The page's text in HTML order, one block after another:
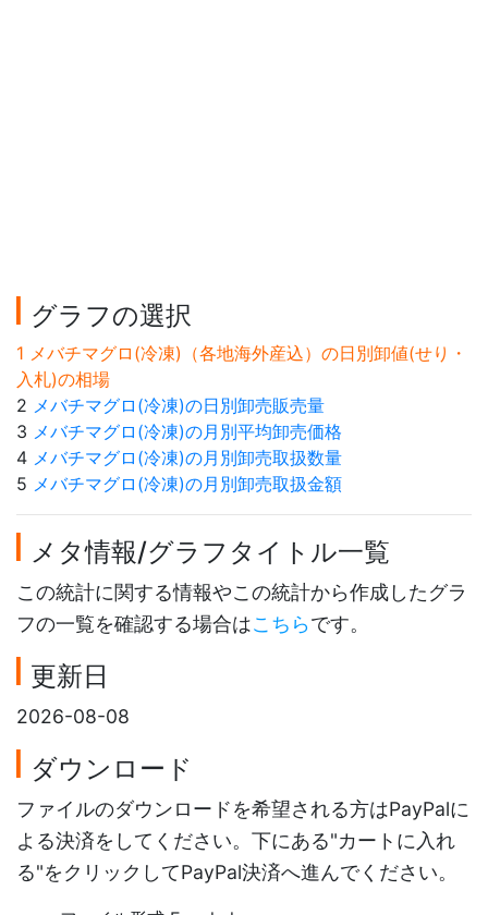
グラフの選択
1 メバチマグロ(冷凍)（各地海外産込）の日別卸値(せり・
入札)の相場
2 メバチマグロ(冷凍)の日別卸売販売量
3 メバチマグロ(冷凍)の月別平均卸売価格
4 メバチマグロ(冷凍)の月別卸売取扱数量
5 メバチマグロ(冷凍)の月別卸売取扱金額
メタ情報/グラフタイトル一覧
この統計に関する情報やこの統計から作成したグラ
フの一覧を確認する場合はこちらです。
更新日
2026-08-08
ダウンロード
ファイルのダウンロードを希望される方はPayPalに
よる決済をしてください。下にある"カートに入れ
る"をクリックしてPayPal決済へ進んでください。